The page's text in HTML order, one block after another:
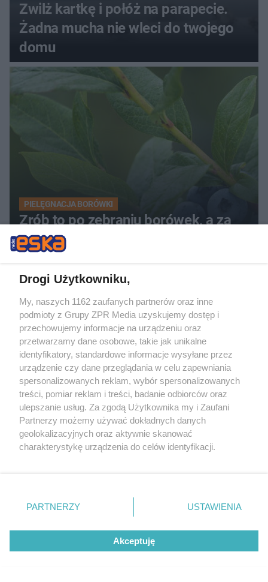
Zwilż kartkę i połóż na parapecie.
Żadna mucha nie wleci do twojego
domu
PIELĘGNACJA BORÓWKI
Zrób to po zebraniu borówek, a za
rok zbiory będą obfite
ZAKUPY
Jesień w Pepco! Stylowe kubki i
dodatki w świetnych cenach
Drogi Użytkowniku,
My, naszych 1162 zaufanych partnerów oraz inne
podmioty z Grupy ZPR Media uzyskujemy dostęp i
przechowujemy informacje na urządzeniu oraz
przetwarzamy dane osobowe, takie jak unikalne
identyfikatory, standardowe informacje wysyłane przez
urządzenie czy dane przeglądania w celu zapewniania
spersonalizowanych reklam, wybór spersonalizowanych
treści, pomiar reklam i treści, badanie odbiorców oraz
ulepszanie usług. Za zgodą Użytkownika my i Zaufani
Partnerzy możemy używać dokładnych danych
geolokalizacyjnych oraz aktywnie skanować
charakterystykę urządzenia do celów identyfikacji.
zmienić/wycofać klikając przycisk ustawień prywatności
znajdujący się w lewym dolnym rogu strony
rodzaje przetwarzania danych nie wymagają zgody
użytkownika, ale masz prawo sprzeciwić się takiemu
przetwarzaniu. Preferencje będą miały zastosowanie tylko
PARTNERZY USTAWIENIA
Akceptuję